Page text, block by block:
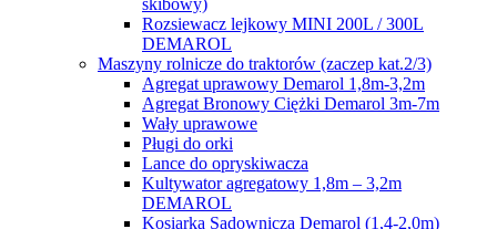
skibowy)
Rozsiewacz lejkowy MINI 200L / 300L
DEMAROL
Maszyny rolnicze do traktorów (zaczep kat.2/3)
Agregat uprawowy Demarol 1,8m-3,2m
Agregat Bronowy Ciężki Demarol 3m-7m
Wały uprawowe
Pługi do orki
Lance do opryskiwacza
Kultywator agregatowy 1,8m – 3,2m
DEMAROL
Kosiarka Sadownicza Demarol (1,4-2,0m)